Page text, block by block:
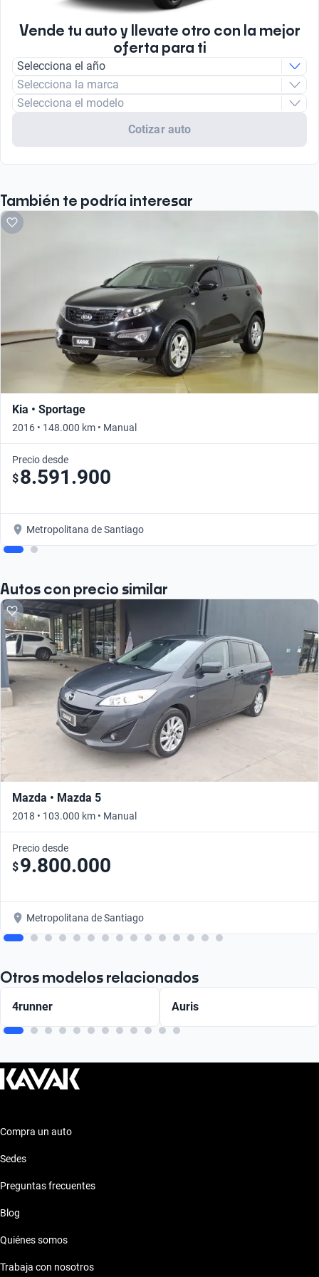
Vende tu auto y llevate otro con la mejor
oferta para ti
Selecciona el año
Selecciona la marca
Selecciona el modelo
Cotizar auto
También te podría interesar
Kia • Sportage
2016 • 148.000 km • Manual
Precio desde
$8.591.900
Metropolitana de Santiago
Autos con precio similar
Mazda • Mazda 5
2018 • 103.000 km • Manual
Precio desde
$9.800.000
Metropolitana de Santiago
Otros modelos relacionados
4runner Auris
Compra un auto
Sedes
Preguntas frecuentes
Blog
Quiénes somos
Trabaja con nosotros